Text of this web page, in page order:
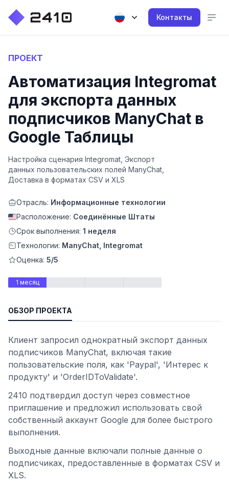
Контакты
ПРОЕКТ
Автоматизация Integromat
для экспорта данных
подписчиков ManyChat в
Google Таблицы
Настройка сценария Integromat, Экспорт
данных пользовательских полей ManyChat,
Доставка в форматах CSV и XLS
Отрасль: Информационные технологии
Расположение: Соединённые Штаты
Срок выполнения: 1 неделя
Технологии: ManyChat, Integromat
Оценка: 5/5
1 месяц
ОБЗОР ПРОЕКТА
Клиент запросил однократный экспорт данных
подписчиков ManyChat, включая такие
пользовательские поля, как 'Paypal', 'Интерес к
продукту' и 'OrderIDToValidate'.
2410 подтвердил доступ через совместное
приглашение и предложил использовать свой
собственный аккаунт Google для более быстрого
выполнения.
Выходные данные включали полные данные о
подписчиках, предоставленные в форматах CSV и
XLS.